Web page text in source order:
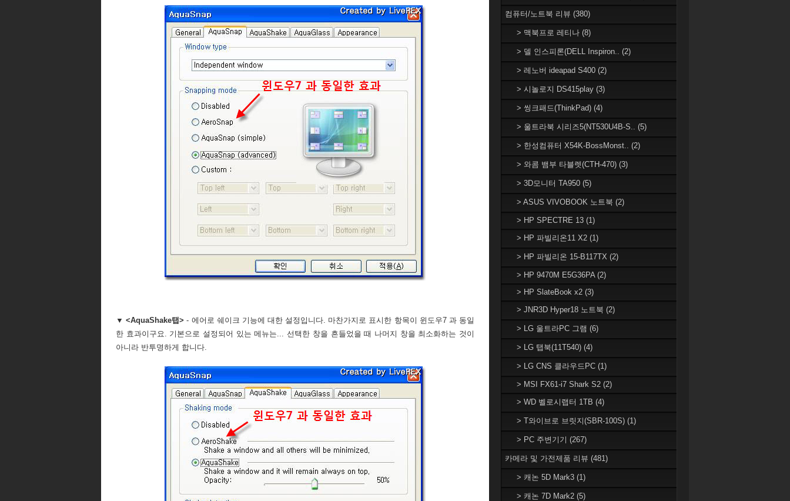
▼ <AquaShake탭> - 에어로 쉐이크 기능에 대한 설정입니다. 마찬가지로 표시한 항목이 윈도우7 과 동일
한 효과이구요. 기본으로 설정되어 있는 메뉴는... 선택한 창을 흔들었을 때 나머지 창을 최소화하는 것이
아니라 반투명하게 합니다.
컴퓨터/노트북 리뷰 (380)
> 맥북프로 레티나 (8)
> 델 인스피론(DELL Inspiron.. (2)
> 레노버 ideapad S400 (2)
> 시놀로지 DS415play (3)
> 씽크패드(ThinkPad) (4)
> 울트라북 시리즈5(NT530U4B-S.. (5)
> 한성컴퓨터 X54K-BossMonst.. (2)
> 와콤 뱀부 타블렛(CTH-470) (3)
> 3D모니터 TA950 (5)
> ASUS VIVOBOOK 노트북 (2)
> HP SPECTRE 13 (1)
> HP 파빌리온11 X2 (1)
> HP 파빌리온 15-B117TX (2)
> HP 9470M E5G36PA (2)
> HP SlateBook x2 (3)
> JNR3D Hyper18 노트북 (2)
> LG 울트라PC 그램 (6)
> LG 탭북(11T540) (4)
> LG CNS 클라우드PC (1)
> MSI FX61-i7 Shark S2 (2)
> WD 벨로시랩터 1TB (4)
> T와이브로 브릿지(SBR-100S) (1)
> PC 주변기기 (267)
카메라 및 가전제품 리뷰 (481)
> 캐논 5D Mark3 (1)
> 캐논 7D Mark2 (5)